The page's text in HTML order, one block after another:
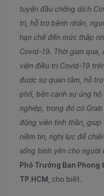
tuyến đầu chống dịch
trị, hỗ trợ bệnh nhân,
hạn chế đến mức thấp
Covid-19. Thời gian
viện điều trị Covid-19
được sự quan tâm, hỗ
phố, bên cạnh sự ủng
nghiệp, trong đó có
động viên tinh thần,
niềm tin, nghị lực để
sống bình yên cho người
Phó Trưởng Ban Phong
TP.HCM, cho biết.